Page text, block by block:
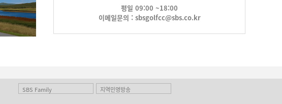
평일 09:00 ~18:00
이메일문의 : sbsgolfcc@sbs.co.kr
SBS Family
지역민영방송